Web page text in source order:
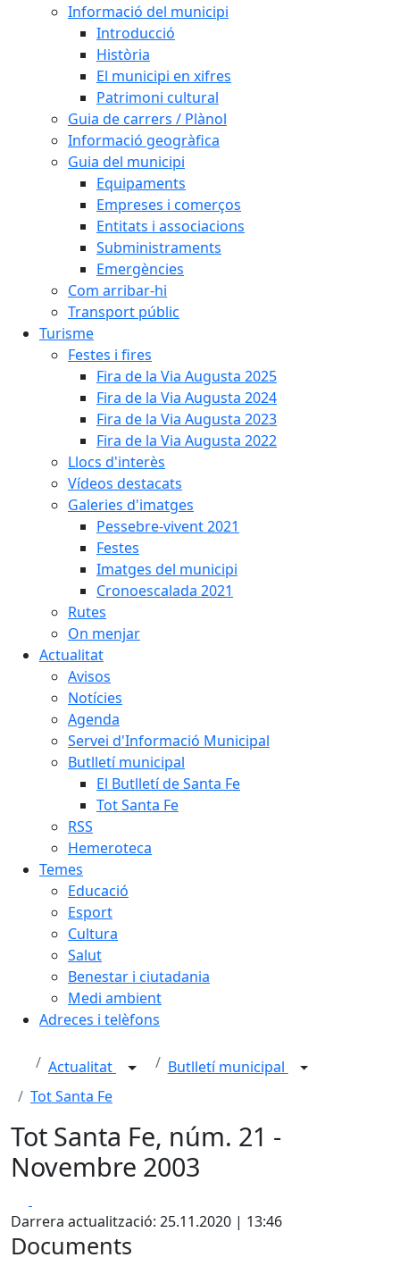
Informació del municipi
Introducció
Història
El municipi en xifres
Patrimoni cultural
Guia de carrers / Plànol
Informació geogràfica
Guia del municipi
Equipaments
Empreses i comerços
Entitats i associacions
Subministraments
Emergències
Com arribar-hi
Transport públic
Turisme
Festes i fires
Fira de la Via Augusta 2025
Fira de la Via Augusta 2024
Fira de la Via Augusta 2023
Fira de la Via Augusta 2022
Llocs d'interès
Vídeos destacats
Galeries d'imatges
Pessebre-vivent 2021
Festes
Imatges del municipi
Cronoescalada 2021
Rutes
On menjar
Actualitat
Avisos
Notícies
Agenda
Servei d'Informació Municipal
Butlletí municipal
El Butlletí de Santa Fe
Tot Santa Fe
RSS
Hemeroteca
Temes
Educació
Esport
Cultura
Salut
Benestar i ciutadania
Medi ambient
Adreces i telèfons
Actualitat
Butlletí municipal
Tot Santa Fe
Tot Santa Fe, núm. 21 -
Novembre 2003
Darrera actualització: 25.11.2020 | 13:46
Documents